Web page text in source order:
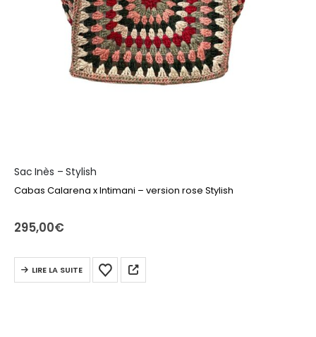
Sac Inès – Stylish
Cabas Calarena x Intimani – version rose Stylish
295,00€
LIRE LA SUITE